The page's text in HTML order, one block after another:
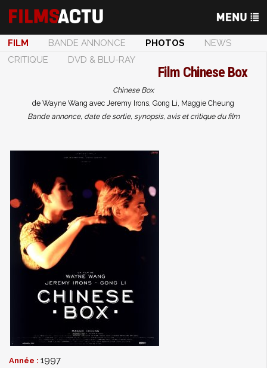
FILM BANDE ANNONCE PHOTOS
NEWS
CRITIQUE
DVD & BLU-RAY
Film Chinese Box
Chinese Box
de Wayne Wang avec Jeremy Irons, Gong Li, Maggie Cheung
Bande annonce, date de sortie, synopsis, avis et critique du film
Année : 1997